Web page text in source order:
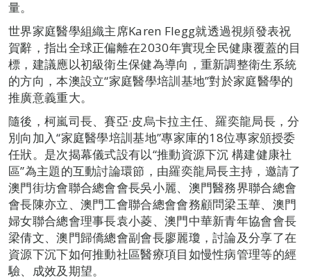
量。
世界家庭醫學組織主席Karen Flegg就透過視頻發表祝
賀辭，指出全球正偏離在2030年實現全民健康覆蓋的目
標，建議應以初級衛生保健為導向，重新調整衛生系統
的方向，本澳設立“家庭醫學培訓基地”對於家庭醫學的
推廣意義重大。
隨後，柯嵐司長、賽亞·皮烏卡拉主任、羅奕龍局長，分
別向加入“家庭醫學培訓基地”專家庫的18位專家頒授委
任狀。是次揭幕儀式設有以“推動資源下沉 構建健康社
區”為主題的互動討論環節，由羅奕龍局長主持，邀請了
澳門街坊會聯合總會會長吳小麗、澳門醫務界聯合總會
會長陳亦立、澳門工會聯合總會會務顧問梁玉華、澳門
婦女聯合總會理事長袁小菱、澳門中華新青年協會會長
梁倩文、澳門歸僑總會副會長廖麗瓊，討論及分享了在
資源下沉下如何推動社區醫療項目如慢性病管理等的經
驗、成效及期望。